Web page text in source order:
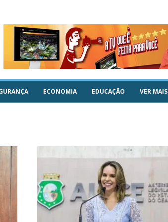
ECONOMIA EDUCAÇÃO VER MAIS